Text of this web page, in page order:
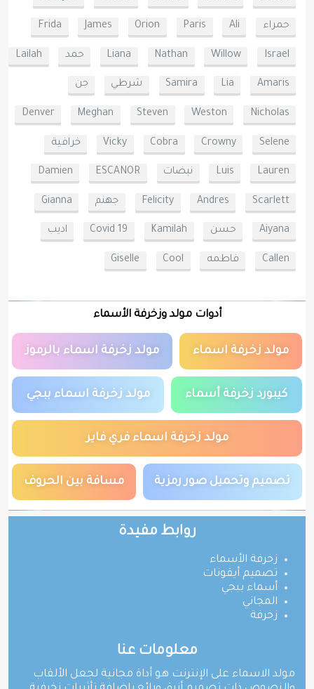
حمراء Ali
Paris
Orion
James
Frida
Israel
Willow
Nathan
Liana حمد Lailah
Amaris
Lia
Samira شرطي جن
Nicholas
Weston
Steven
Meghan
Denver
Selene
Crowny
Cobra
Vicky خرافية
Lauren
Luis نبضات ESCANOR
Damien
Scarlett
Andres
Felicity جهنم Gianna
Aiyana حسن Kamilah
Covid 19 اديب
Callen فاطمه Cool
Giselle
أدوات مولد وزخرفة الأسماء
مولد زخرفة اسماء مولد زخرفة اسماء بالرموز
كيبورد زخرفة أسماء مولد زخرفة اسماء ببجي
مولد زخرفة اسماء فري فاير
تصميم وتحميل صور رمزية مسافة بين الحروف
روابط مفيدة
زخرفة الأسماء
تصميم أيقونات
أسماء ببجي
المجاني
زخرفة
معلومات عنا
مولد الاسماء على الإنترنت هو أداة مجانية لجعل الألقاب